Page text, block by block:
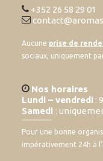
+352 26 58 29 01
Aucune prise de
sociaux, uniquement
Nos horaires
Lundi – vendredi :
Samedi :
Pour une bonne
impérativement 24h à